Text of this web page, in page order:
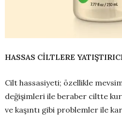
HASSAS CİLTLERE
Cilt hassasiyeti; özellikle
değişimleri ile beraber ciltte
ve kaşıntı gibi problemler ile